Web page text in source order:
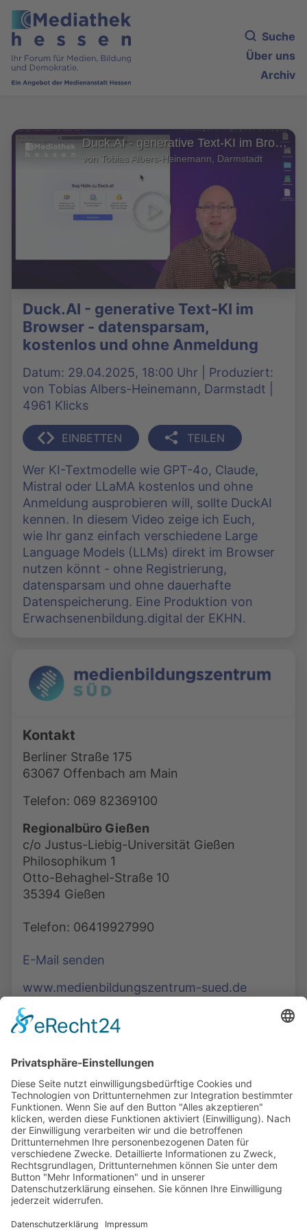
Suche
Über uns
Archiv
Duck.AI - generative Text-KI im Browser - datensparsam, kostenlos und ohne Anmeldung
von Tobias Albers-Heinemann, Darmstadt
Duck.AI - generative Text-KI im
Browser - datensparsam,
kostenlos und ohne Anmeldung
Datum: 29.04.2025, 18:00 Uhr | Produziert:
von Tobias Albers-Heinemann, Darmstadt |
4961 Klicks
EINBETTEN TEILEN
Wer KI-Textmodelle wie GPT-4o, Claude,
Mistral oder LLaMA kostenlos und ohne
Anmeldung ausprobieren will, sollte DuckAI
kennen. In diesem Video zeige ich Euch,
wie Ihr ganz einfach verschiedene Large
Language Models (LLMs) direkt im Browser
nutzen könnt - ohne Registrierung,
datensparsam und ohne dauerhafte
Datenspeicherung. Eine Produktion von
Erwachsenenbildung.digital der EKHN.
Kontakt
Berliner Straße 175
63067 Offenbach am Main
Telefon: 069 82369100
Regionalbüro Gießen
c/o Justus-Liebig-Universität Gießen
Philosophikum 1
Otto-Behaghel-Straße 10
35394 Gießen
Telefon: 06419927990
E-Mail senden
www.medienbildungszentrum-sued.de
Podcasts, Themen und Informationen.
Entdecken Sie unser Forum für Medien, Bildung
und Demokratie - jederzeit und überall
verfügbar.
Mehr erfahren